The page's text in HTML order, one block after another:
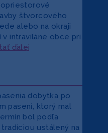
štvorcového
alebo na okraji
intraviláne obce pri
ďalej
dobytka po
pasení, ktorý mal
bol podľa
ustálený na